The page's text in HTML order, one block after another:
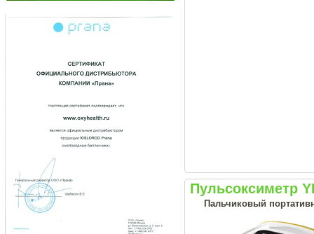
Пульсоксиметр
Пальчиковый